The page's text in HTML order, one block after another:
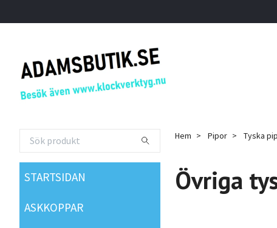
STARTSIDAN
ASKKOPPAR
Hem Pipor Tyska
Övriga